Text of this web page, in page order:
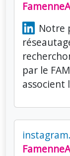
Notre
par le
associent